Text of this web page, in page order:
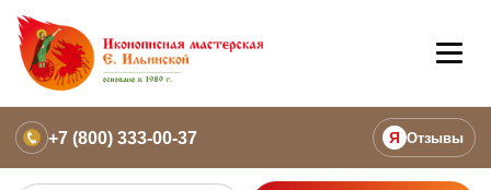
+7 (800) 333-00-37 Я Отзывы